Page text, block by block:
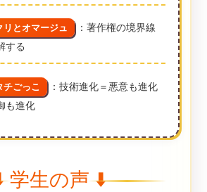
リとオマージュ
：著作権の境界線
する
チごっこ
：技術進化＝悪意も進化
も進化
学生の声 ⬇️